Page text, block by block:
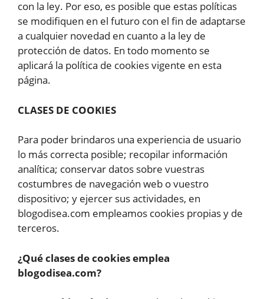
con la ley. Por eso, es posible que estas políticas
se modifiquen en el futuro con el fin de adaptarse
a cualquier novedad en cuanto a la ley de
protección de datos. En todo momento se
aplicará la política de cookies vigente en esta
página.
CLASES DE COOKIES
Para poder brindaros una experiencia de usuario
lo más correcta posible; recopilar información
analítica; conservar datos sobre vuestras
costumbres de navegación web o vuestro
dispositivo; y ejercer sus actividades, en
blogodisea.com empleamos cookies propias y de
terceros.
¿Qué clases de cookies emplea
blogodisea.com?